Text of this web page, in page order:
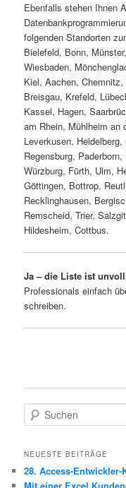
Ebenfalls stehen Ihnen
folgenden Standorten
Bielefeld, Bonn,
Wiesbaden,
Kiel, Aachen,
Breisgau, Krefeld,
Kassel, Hagen,
am Rhein, Mühlheim an
Leverkusen,
Regensburg,
Würzburg, Fürth, Ulm,
Göttingen, Bottrop,
Recklinghausen,
Remscheid, Trier,
Hildesheim, Cottbus.
Ja – die Liste ist
Professionals einfach
schreiben.
u
h
n
NEUESTE BEITRÄGE
28. Access-
Mit einer Excel